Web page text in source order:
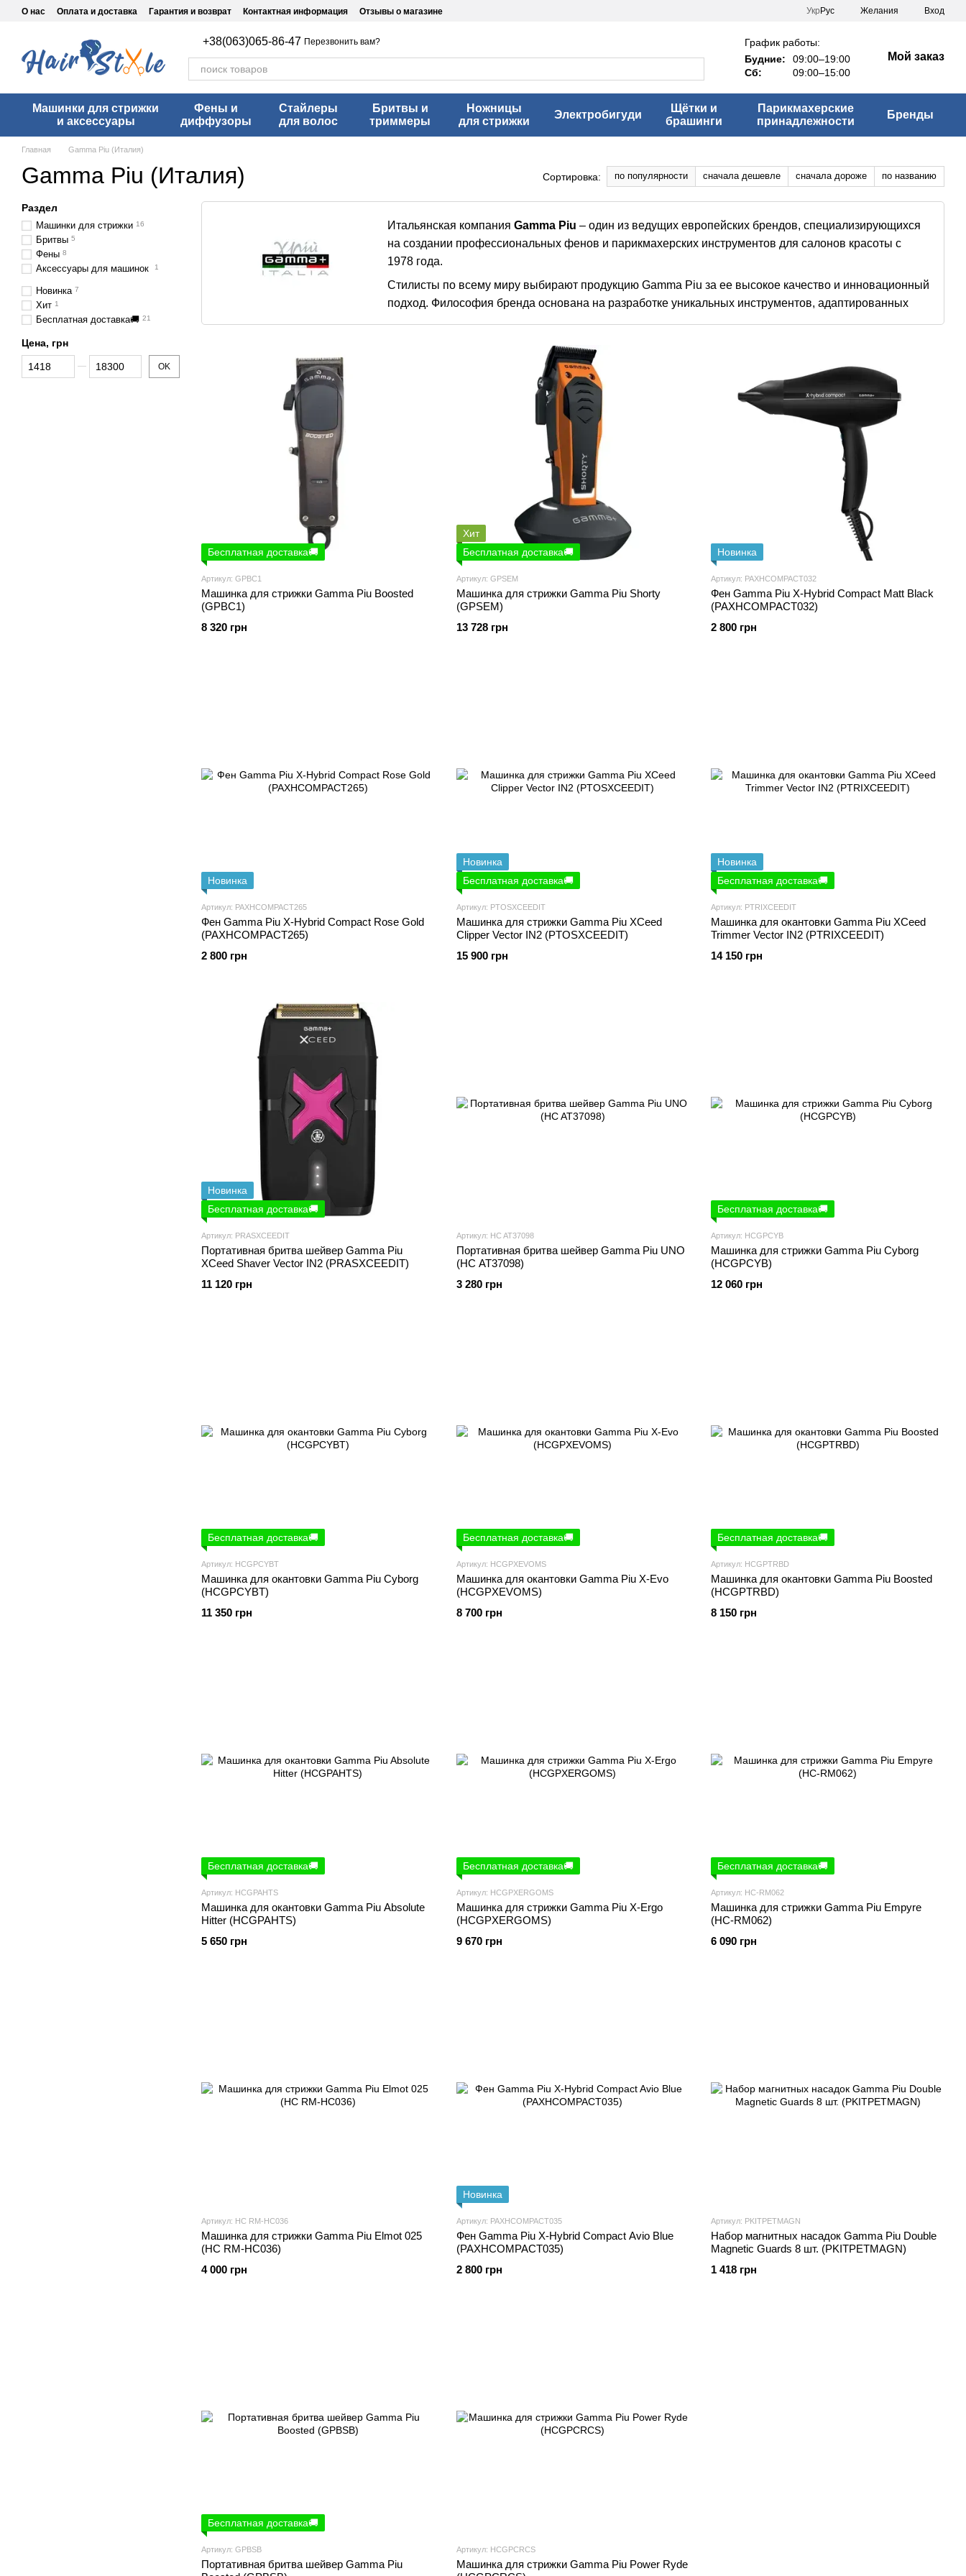
Перейти к основному контенту
О нас Оплата и доставка Гарантия и возврат Контактная информация Отзывы о магазине Укр Рус Желания Вход
+38(063)065-86-47 Перезвонить вам?
График работы:
Будние:
09:00–19:00
Сб:
09:00–15:00
Мой заказ
Машинки для стрижки
и аксессуары
Фены и
диффузоры
Стайлеры
для волос
Бритвы и
триммеры
Ножницы
для стрижки
Электробигуди
Щётки и
брашинги
Парикмахерские
принадлежности
Бренды
Главная Gamma Piu (Италия)
Gamma Piu (Италия) Сортировка: по популярности сначала дешевле сначала дороже по названию
Итальянская компания Gamma Piu – один из ведущих европейских брендов, специализирующихся
на создании профессиональных фенов и парикмахерских инструментов для салонов красоты с
1978 года.
Стилисты по всему миру выбирают продукцию Gamma Piu за ее высокое качество и инновационный
подход. Философия бренда основана на разработке уникальных инструментов, адаптированных
Это единственный бренд профессионального оборудования для волос, предлагающий продукцию с
запатентованными передовыми технологиями.
часть инструментов Gamma Piu изготавлива
тся исключительно на собственной фабрике
в итальянском городе Мартино, что гарантирует контроль качества на каждом этапе производства.
В основе бренда – инновации, уникальные технологии и безупречное качество.
Кроме того, Gamma Piu – единственная компания в мире, выпускающая фены с озоновыми
лампами, которые обеспечивают бережную сушку без повреждения структуры волос.
Бесплатная доставка🚚
Артикул: GPBC1
Машинка для стрижки Gamma Piu Boosted
(GPBC1)
8 320 грн
Хит
Бесплатная доставка🚚
Артикул: GPSEM
Машинка для стрижки Gamma Piu Shorty
(GPSEM)
13 728 грн
Новинка
Артикул: PAXHCOMPACT032
Фен Gamma Piu X-Hybrid Compact Matt Black
(PAXHCOMPACT032)
2 800 грн
Новинка
Артикул: PAXHCOMPACT265
Фен Gamma Piu X-Hybrid Compact Rose Gold
(PAXHCOMPACT265)
2 800 грн
Новинка
Бесплатная доставка🚚
Артикул: PTOSXCEEDIT
Машинка для стрижки Gamma Piu XCeed
Clipper Vector IN2 (PTOSXCEEDIT)
15 900 грн
Новинка
Бесплатная доставка🚚
Артикул: PTRIXCEEDIT
Машинка для окантовки Gamma Piu XCeed
Trimmer Vector IN2 (PTRIXCEEDIT)
14 150 грн
Новинка
Бесплатная доставка🚚
Артикул: PRASXCEEDIT
Портативная бритва шейвер Gamma Piu
XCeed Shaver Vector IN2 (PRASXCEEDIT)
11 120 грн
Артикул: HC AT37098
Портативная бритва шейвер Gamma Piu UNO
(HC AT37098)
3 280 грн
Бесплатная доставка🚚
Артикул: HCGPCYB
Машинка для стрижки Gamma Piu Cyborg
(HCGPCYB)
12 060 грн
Бесплатная доставка🚚
Артикул: HCGPCYBT
Машинка для окантовки Gamma Piu Cyborg
(HCGPCYBT)
11 350 грн
Бесплатная доставка🚚
Артикул: HCGPXEVOMS
Машинка для окантовки Gamma Piu X-Evo
(HCGPXEVOMS)
8 700 грн
Бесплатная доставка🚚
Артикул: HCGPTRBD
Машинка для окантовки Gamma Piu Boosted
(HCGPTRBD)
8 150 грн
Бесплатная доставка🚚
Артикул: HCGPAHTS
Машинка для окантовки Gamma Piu Absolute
Hitter (HCGPAHTS)
5 650 грн
Бесплатная доставка🚚
Артикул: HCGPXERGOMS
Машинка для стрижки Gamma Piu X-Ergo
(HCGPXERGOMS)
9 670 грн
Бесплатная доставка🚚
Артикул: HC-RM062
Машинка для стрижки Gamma Piu Empyre
(HC-RM062)
6 090 грн
Артикул: HC RM-HC036
Машинка для стрижки Gamma Piu Elmot 025
(HC RM-HC036)
4 000 грн
Новинка
Артикул: PAXHCOMPACT035
Фен Gamma Piu X-Hybrid Compact Avio Blue
(PAXHCOMPACT035)
2 800 грн
Артикул: PKITPETMAGN
Набор магнитных насадок Gamma Piu Double
Magnetic Guards 8 шт. (PKITPETMAGN)
1 418 грн
Бесплатная доставка🚚
Артикул: GPBSB
Портативная бритва шейвер Gamma Piu
Артикул: HCGPCRCS
Машинка для стрижки Gamma Piu Power Ryde
Раздел
Машинки для стрижки 16
Бритвы 5
Фены 8
Аксессуары для машинок 1
Новинка 7
Хит 1
Бесплатная доставка🚚 21
Цена, грн
От Цена, грн
До Цена, грн OK